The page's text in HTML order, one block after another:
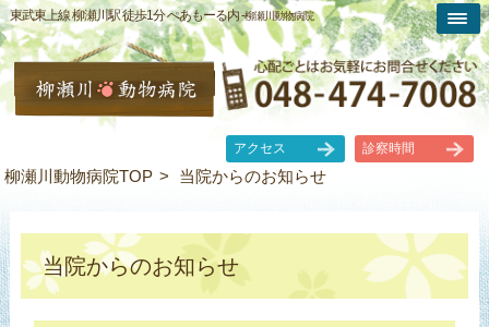
東武東上線 柳瀬川駅 徒歩1分 ぺあもーる内 -柳瀬川動物病院
アクセス 診察時間
柳瀬川動物病院TOP 当院からのお知らせ
当院からのお知らせ